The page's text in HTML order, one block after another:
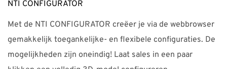
gemakkelijk toegankelijke- en flexibele configuraties. De
mogelijkheden zijn oneindig! Laat sales in een paar
klikken een volledig 3D-model configureren.
Ontdek meer